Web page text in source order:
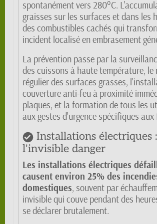
spontanément vers 280°C.
graisses sur les surfaces et dans les
des combustibles cachés qui
incident localisé en embrasement
La prévention passe par la
des cuissons à haute température, le
régulier des surfaces grasses,
couverture anti-feu à proximité
plaques, et la formation de tous les
aux gestes d'urgence spécifiques aux
Installations électriques :
l'invisible danger
Les installations électriques
causent environ 25% des
domestiques, souvent par
invisible qui couve pendant des
se déclarer brutalement.